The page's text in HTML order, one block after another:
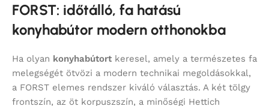
FORST: időtálló, fa hatású
konyhabútor modern otthonokba
Ha olyan konyhabútort keresel, amely a természetes fa
melegségét ötvözi a modern technikai megoldásokkal,
a FORST elemes rendszer kiváló választás. A két tölgy
frontszín, az öt korpuszszín, a minőségi Hettich